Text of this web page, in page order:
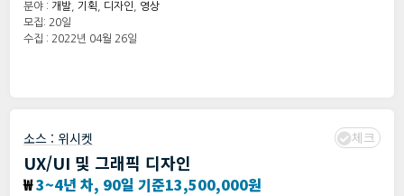
분야 : 개발 기획 디자인
영상
모집: 20일
수집 : 2022년 04월 26일
소스 : 위시켓 체크
UX/UI 및 그래픽 디자인
₩3~4년 차, 90일 기준13,500,000원